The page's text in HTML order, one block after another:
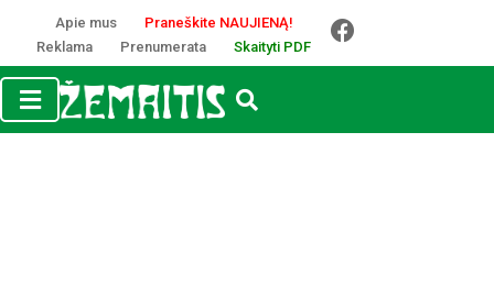
Apie mus
Praneškite NAUJIENĄ!
Reklama
Prenumerata Skaityti PDF